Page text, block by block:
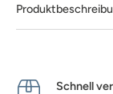
Schnell